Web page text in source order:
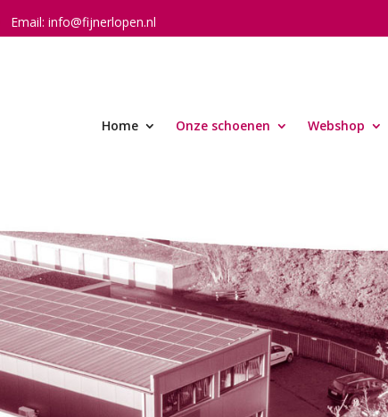
Email:info@fijnerlopen.nl
Home Onze schoenen Webshop